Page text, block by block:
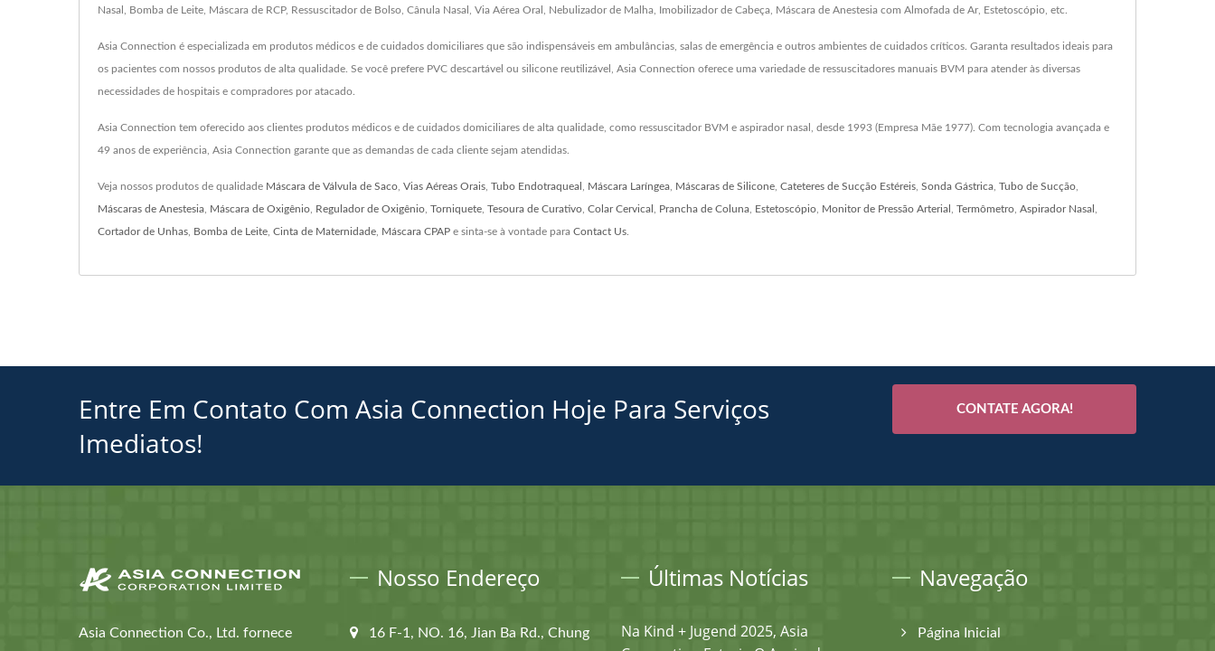
Nasal, Bomba de Leite, Máscara de RCP, Ressuscitador de Bolso, Cânula Nasal, Via Aérea Oral, Nebulizador de Malha, Imobilizador de Cabeça, Máscara de Anestesia com Almofada de Ar, Estetoscópio, etc.
Asia Connection é especializada em produtos médicos e de cuidados domiciliares que são indispensáveis em ambulâncias, salas de emergência e outros ambientes de cuidados críticos. Garanta resultados ideais para
os pacientes com nossos produtos de alta qualidade. Se você prefere PVC descartável ou silicone reutilizável, Asia Connection oferece uma variedade de ressuscitadores manuais BVM para atender às diversas
necessidades de hospitais e compradores por atacado.
Asia Connection tem oferecido aos clientes produtos médicos e de cuidados domiciliares de alta qualidade, como ressuscitador BVM e aspirador nasal, desde 1993 (Empresa Mãe 1977). Com tecnologia avançada e
49 anos de experiência, Asia Connection garante que as demandas de cada cliente sejam atendidas.
Veja nossos produtos de qualidade Máscara de Válvula de Saco Vias Aéreas Orais Tubo Endotraqueal Máscara Laríngea Máscaras de Silicone Cateteres de Sucção Estéreis Sonda Gástrica Tubo de Sucção
Máscaras de Anestesia Máscara de Oxigênio Regulador de Oxigênio Torniquete Tesoura de Curativo Colar Cervical Prancha de Coluna Estetoscópio Monitor de Pressão Arterial Termômetro Aspirador Nasal
Cortador de Unhas Bomba de Leite Cinta de Maternidade Máscara CPAP e sinta-se à vontade para Contact Us
Entre Em Contato Com Asia Connection Hoje Para Serviços
Imediatos!
CONTATE AGORA!
Asia Connection Co., Ltd. fornece
Nosso Endereço
16 F-1, NO. 16, Jian Ba Rd., Chung
Últimas Notícias
Na Kind + Jugend 2025, Asia
Navegação
Página Inicial